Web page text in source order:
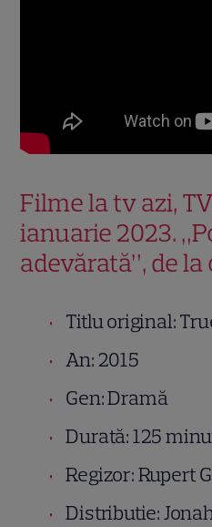
Filme la tv azi,
ianuarie 2023.
adevărată”, de la
Titlu original:
An: 2015
Gen: Dramă
Durată: 125
Regizor: Rupert
Distributie: